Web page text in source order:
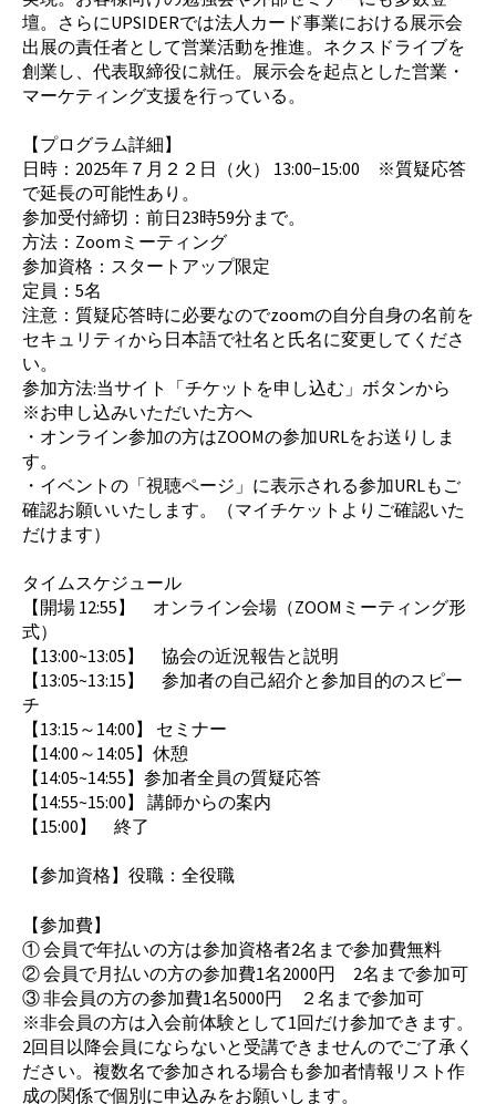
壇。さらにUPSIDERでは法人カード事業における展示会
出展の責任者として営業活動を推進。ネクスドライブを
創業し、代表取締役に就任。展示会を起点とした営業・
マーケティング支援を行っている。
【プログラム詳細】
日時：2025年７月２２日（火） 13:00−15:00 ※質疑応答
で延長の可能性あり。
参加受付締切：前日23時59分まで。
方法：Zoomミーティング
参加資格：スタートアップ限定
定員：5名
注意：質疑応答時に必要なのでzoomの自分自身の名前を
セキュリティから日本語で社名と氏名に変更してくださ
い。
参加方法:当サイト「チケットを申し込む」ボタンから
※お申し込みいただいた方へ
・オンライン参加の方はZOOMの参加URLをお送りしま
す。
・イベントの「視聴ページ」に表示される参加URLもご
確認お願いいたします。（マイチケットよりご確認いた
だけます）
タイムスケジュール
【開場 12:55】 オンライン会場（ZOOMミーティング形
式）
【13:00~13:05】 協会の近況報告と説明
【13:05~13:15】 参加者の自己紹介と参加目的のスピー
チ
【13:15～14:00】 セミナー
【14:00～14:05】休憩
【14:05~14:55】参加者全員の質疑応答
【14:55~15:00】 講師からの案内
【15:00】 終了
【参加資格】役職：全役職
【参加費】
① 会員で年払いの方は参加資格者2名まで参加費無料
② 会員で月払いの方の参加費1名2000円 2名まで参加可
③ 非会員の方の参加費1名5000円 ２名まで参加可
※非会員の方は入会前体験として1回だけ参加できます。
2回目以降会員にならないと受講できませんのでご了承く
ださい。複数名で参加される場合も参加者情報リスト作
成の関係で個別に申込みをお願いします。